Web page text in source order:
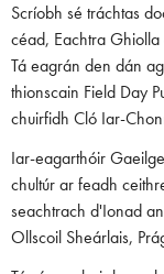
Scríobh sé tráchtas
céad, Eachtra
Tá eagrán den dán
thionscain Field Day
chuirfidh Cló Iar-
Iar-eagarthóir
chultúr ar feadh
seachtrach d'Ionad
Ollscoil Sheárlais,